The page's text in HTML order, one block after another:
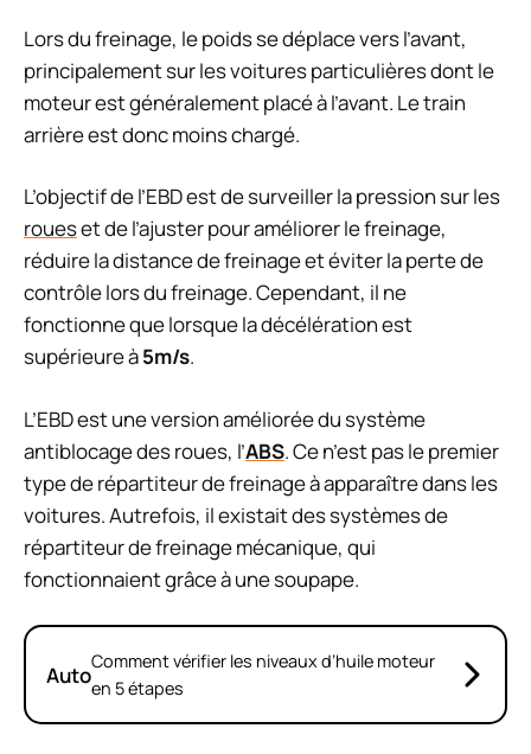
Lors du freinage, le poids se déplace vers l’avant,
principalement sur les voitures particulières dont le
moteur est généralement placé à l’avant. Le train
arrière est donc moins chargé.
L’objectif de l’EBD est de surveiller la pression sur les
roueset de l’ajuster pour améliorer le freinage,
réduire la distance de freinage et éviter la perte de
contrôle lors du freinage. Cependant, il ne
fonctionne que lorsque la décélération est
supérieure à5m/s.
L’EBD est une version améliorée du système
antiblocage des roues, l’ABS. Ce n’est pas le premier
type de répartiteur de freinage à apparaître dans les
voitures. Autrefois, il existait des systèmes de
répartiteur de freinage mécanique, qui
fonctionnaient grâce à une soupape.
AutoComment vérifier les niveaux d’huile moteur
en 5 étapes